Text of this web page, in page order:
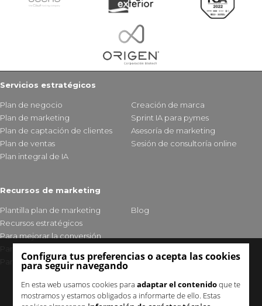
Configura tus preferencias o acepta las cookies
para seguir navegando
En esta web usamos cookies para adaptar el contenidoque te
mostramos y estamos obligados a informarte de ello. Estas
Servicios estratégicos
Plan de negocio
Plan de marketing
Plan de captación de clientes
Plan de ventas
Plan integral de IA
Creación de marca
Sprint IA para pymes
Asesoría de marketing
Sesión de consultoría online
Recursos de marketing
Plantilla plan de marketing
Recursos estratégicos
Para mejorar la conversión
Para mejorar tu visibilidad
Blog